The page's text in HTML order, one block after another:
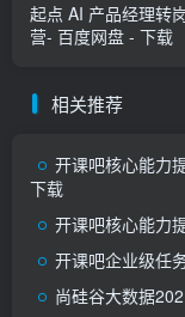
起点 AI 产品经理转
营- 百度网盘 - 下载
相关推荐
开课吧核心能力
下载
开课吧核心能力
开课吧企业级任
尚硅谷大数据